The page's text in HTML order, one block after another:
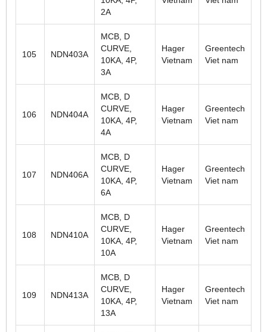
2A
105 NDN403A
MCB, D
CURVE,
10KA, 4P,
3A
Hager
Vietnam
Greentech
Viet nam
106 NDN404A
MCB, D
CURVE,
10KA, 4P,
4A
Hager
Vietnam
Greentech
Viet nam
107 NDN406A
MCB, D
CURVE,
10KA, 4P,
6A
Hager
Vietnam
Greentech
Viet nam
108 NDN410A
MCB, D
CURVE,
10KA, 4P,
10A
Hager
Vietnam
Greentech
Viet nam
109 NDN413A
MCB, D
CURVE,
10KA, 4P,
13A
Hager
Vietnam
Greentech
Viet nam